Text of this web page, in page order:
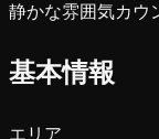
静かな雰囲気カウ
基本情報
エリア